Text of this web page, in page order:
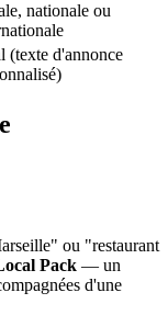
nationale ou
(texte d'annonce
ou "restaurant
Pack — un
d'une